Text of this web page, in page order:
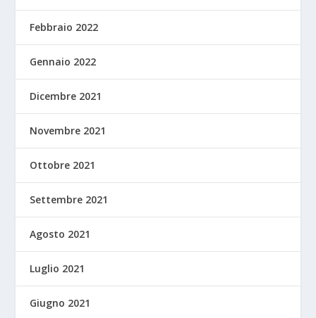
Febbraio 2022
Gennaio 2022
Dicembre 2021
Novembre 2021
Ottobre 2021
Settembre 2021
Agosto 2021
Luglio 2021
Giugno 2021